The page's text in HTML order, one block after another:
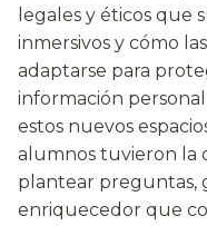
legales y éticos que
inmersivos y cómo
adaptarse para
información
estos nuevos
alumnos tuvieron la
plantear preguntas,
enriquecedor que